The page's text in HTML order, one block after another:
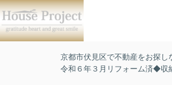
京都市伏見区で不動産をお探し
令和６年３月リフォーム済◆